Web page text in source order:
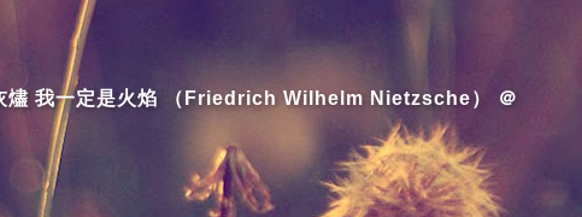
燼 我一定是火焰 （Friedrich Wilhelm Nietzsche） ＠